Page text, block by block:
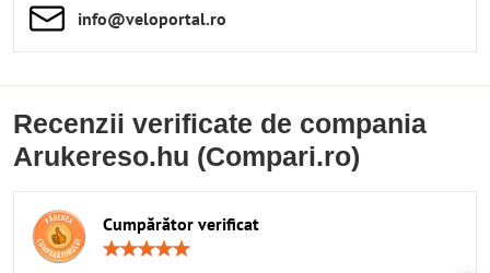
info​​@veloportal​.ro
Recenzii verificate de compania
Arukereso.hu (Compari.ro)
Cumpărător verificat